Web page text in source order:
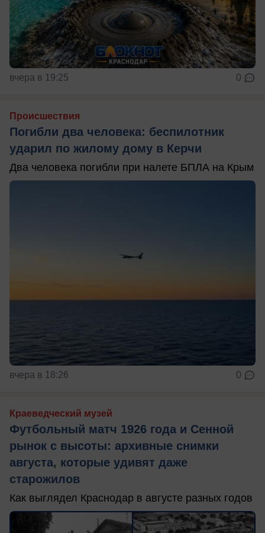
вчера в 19:25 0
Происшествия
Погибли два человека: беспилотник
ударил по жилому дому в Керчи
Два человека погибли при налете БПЛА на Крым
вчера в 18:26 0
Краеведческий музей
Футбольный матч 1926 года и Сенной
рынок с высоты: архивные снимки
августа, которые удивят даже
старожилов
Как выглядел Краснодар в августе разных годов